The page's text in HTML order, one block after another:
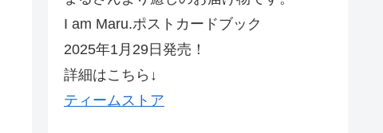
I am Maru.ポストカードブック
2025年1月29日発売！
詳細はこちら↓
ティームストア